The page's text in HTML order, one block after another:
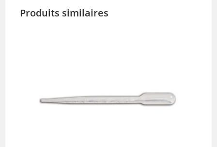
Produits similaires